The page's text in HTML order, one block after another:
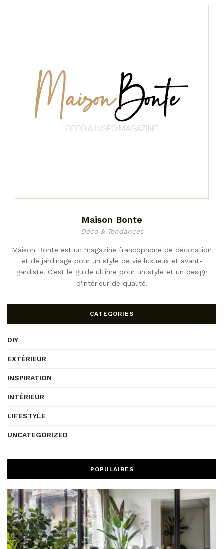
Maison Bonte
Déco & Tendances
Maison Bonte est un magazine francophone de décoration
et de jardinage pour un style de vie luxueux et avant-
gardiste. C'est le guide ultime pour un style et un design
d'intérieur de qualité.
CATEGORIES
DIY
EXTÉRIEUR
INSPIRATION
INTÉRIEUR
LIFESTYLE
UNCATEGORIZED
POPULAIRES